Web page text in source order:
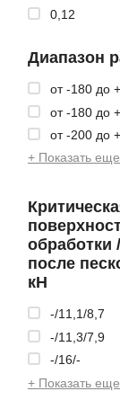
0,12
Диапазон
от -180 до
от -180 до
от -200 до
+ Показать еще
обработки
после
кH
-/11,1/8,7
-/11,3/7,9
-/16/-
+ Показать еще